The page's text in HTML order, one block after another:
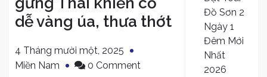
dễ vàng úa, thưa thớt
4 Tháng mười một, 2025
Miền Nam
0 Commenton
Đồ Sơn 2
Ngày 1
Đêm Mới
Nhất
2026